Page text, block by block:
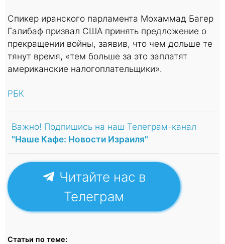
Спикер иранского парламента Мохаммад Багер
Галибаф призвал США принять предложение о
прекращении войны, заявив, что чем дольше те
тянут время, «тем больше за это заплатят
американские налогоплательщики».
РБК
Важно! Подпишись на наш Телеграм-канал
"Наше Кафе: Новости Израиля"
Читайте нас в
Телеграм
Статьи по теме: